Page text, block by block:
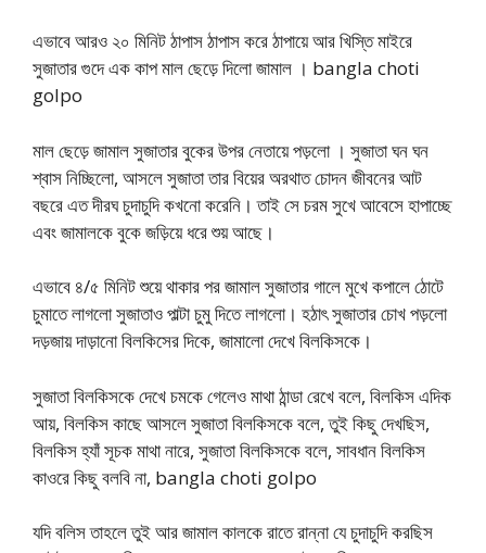
এভাবে আরও ২০ মিনিট ঠাপাস ঠাপাস করে ঠাপায়ে আর খিস্তি মাইরে
সুজাতার গুদে এক কাপ মাল ছেড়ে দিলো জামাল । bangla choti
golpo
মাল ছেড়ে জামাল সুজাতার বুকের উপর নেতায়ে পড়লো । সুজাতা ঘন ঘন
শ্বাস নিচ্ছিলো, আসলে সুজাতা তার বিয়ের অরথাত চোদন জীবনের আট
বছরে এত দীরঘ চুদাচুদি কখনো করেনি। তাই সে চরম সুখে আবেসে হাপাচ্ছে
এবং জামালকে বুকে জড়িয়ে ধরে শুয় আছে।
এভাবে ৪/৫ মিনিট শুয়ে থাকার পর জামাল সুজাতার গালে মুখে কপালে ঠোটে
চুমাতে লাগলো সুজাতাও পাল্টা চুমু দিতে লাগলো। হঠাৎ সুজাতার চোখ পড়লো
দড়জায় দাড়ানো বিলকিসের দিকে, জামালো দেখে বিলকিসকে।
সুজাতা বিলকিসকে দেখে চমকে গেলেও মাথা ঠান্ডা রেখে বলে, বিলকিস এদিক
আয়, বিলকিস কাছে আসলে সুজাতা বিলকিসকে বলে, তুই কিছু দেখছিস,
বিলকিস হ্যাঁ সূচক মাথা নারে, সুজাতা বিলকিসকে বলে, সাবধান বিলকিস
কাওরে কিছু বলবি না, bangla choti golpo
যদি বলিস তাহলে তুই আর জামাল কালকে রাতে রান্না যে চুদাচুদি করছিস